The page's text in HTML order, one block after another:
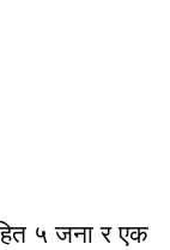
५ जना र एक